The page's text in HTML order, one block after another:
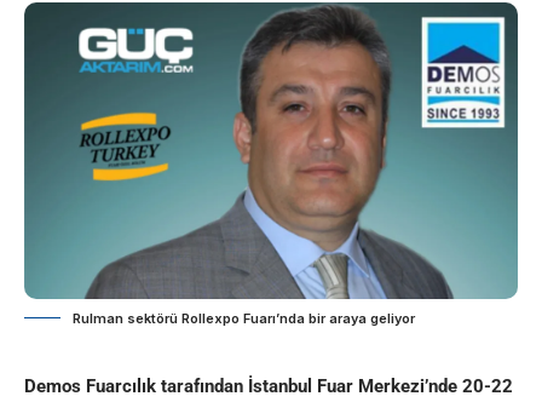
Rulman sektörü Rollexpo Fuarı’nda bir araya geliyor
Demos Fuarcılık tarafından İstanbul Fuar Merkezi’nde 20-22